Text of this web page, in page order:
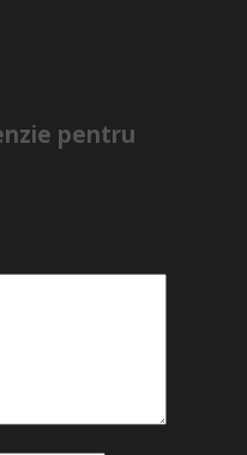
pentru